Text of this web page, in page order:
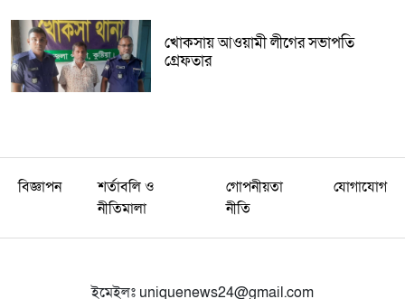
খোকসায় আওয়ামী লীগের সভাপতি
গ্রেফতার
বিজ্ঞাপন
শর্তাবলি ও
নীতিমালা
গোপনীয়তা
নীতি
যোগাযোগ
ইমেইলঃ uniquenews24@gmail.com